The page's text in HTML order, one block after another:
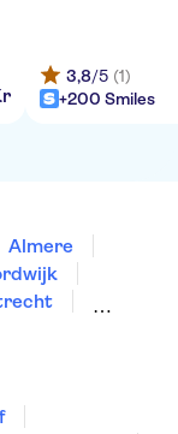
3,8/5 (1)
+200 Smiles
Almere